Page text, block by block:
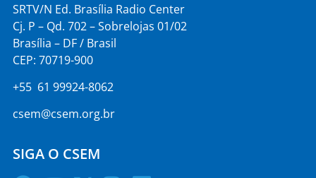
SRTV/N Ed. Brasília Radio Center
Cj. P – Qd. 702 – Sobrelojas 01/02
Brasília – DF / Brasil
CEP: 70719-900
+55 61 99924-8062
csem@csem.org.br
SIGA O CSEM